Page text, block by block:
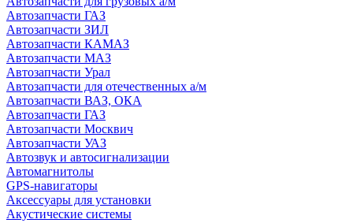
Автозапчасти ГАЗ
Автозапчасти ЗИЛ
Автозапчасти КАМАЗ
Автозапчасти МАЗ
Автозапчасти Урал
Автозапчасти для отечественных а/м
Автозапчасти ВАЗ, ОКА
Автозапчасти ГАЗ
Автозапчасти Москвич
Автозапчасти УАЗ
Автозвук и автосигнализации
Автомагнитолы
GPS-навигаторы
Аксессуары для установки
Акустические системы